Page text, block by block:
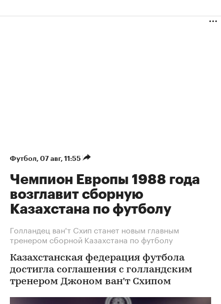
Футбол⁠, 07 авг, 11:55
Чемпион Европы 1988 года
возглавит сборную
Казахстана по футболу
Голландец ван'т Схип станет новым главным
тренером сборной Казахстана по футболу
Казахстанская федерация футбола
достигла соглашения с голландским
тренером Джоном ван'т Схипом